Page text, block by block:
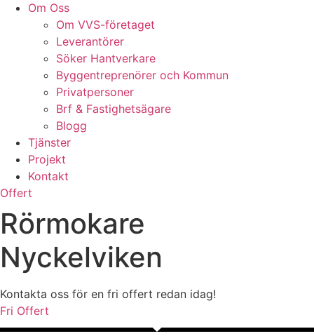
Om Oss
Om VVS-företaget
Leverantörer
Söker Hantverkare
Byggentreprenörer och Kommun
Privatpersoner
Brf & Fastighetsägare
Blogg
Tjänster
Projekt
Kontakt
Offert
Rörmokare
Nyckelviken
Kontakta oss för en fri offert redan idag!
Fri Offert